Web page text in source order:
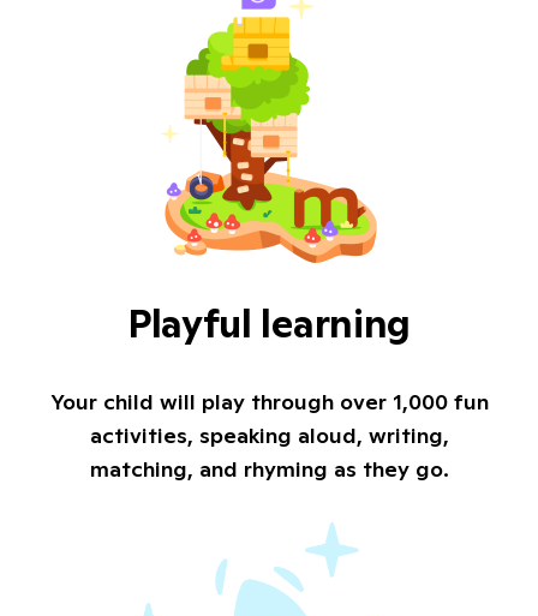
Playful learning
Your child will play through over 1,000 fun
activities, speaking aloud, writing,
matching, and rhyming as they go.